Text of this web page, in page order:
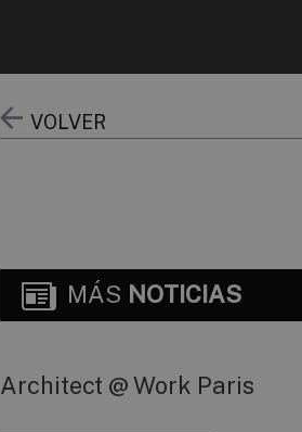
VOLVER
MÁS NOTICIAS
Architect @ Work Paris